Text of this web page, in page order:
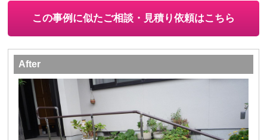
この事例に似たご相談・見積り依頼はこちら
After